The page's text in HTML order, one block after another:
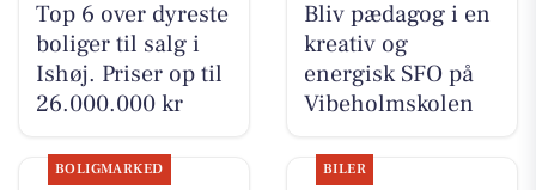
Top 6 over dyreste
boliger til salg i
Ishøj. Priser op til
26.000.000 kr
Bliv pædagog i en
kreativ og
energisk SFO på
Vibeholmskolen
BOLIGMARKED BILER